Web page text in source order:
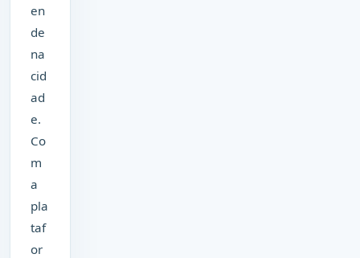
en
de
na
cid
ad
e.
Co
m
a
pla
taf
or